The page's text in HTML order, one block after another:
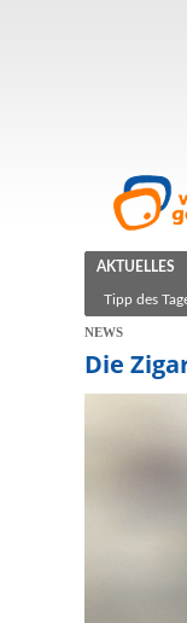
AKTUELLES
Tipp des
NEWS
Die